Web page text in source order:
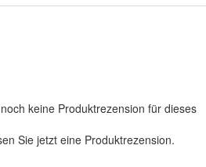
keine Produktrezension für dieses
Sie jetzt eine Produktrezension.